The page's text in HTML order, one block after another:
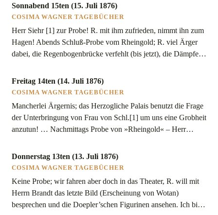
öffentliche Probe an. R. außer sich.
Sonnabend 15ten (15. Juli 1876)
COSIMA WAGNER TAGEBÜCHER
Herr Siehr [1] zur Probe! R. mit ihm zufrieden, nimmt ihn zum
Hagen! Abends Schluß-Probe vom Rheingold; R. viel Ärger
dabei, die Regenbogenbrücke verfehlt (bis jetzt), die Dämpfe
Verwaltungsrat gemahnt, nicht die rechten Dämpfe legen
konnte! Die Maler Brückner haben eilig gemalt, so daß
unverwischbare Fehler in […]
Freitag 14ten (14. Juli 1876)
COSIMA WAGNER TAGEBÜCHER
Mancherlei Ärgernis; das Herzogliche Palais benutzt die Frage
der Unterbringung von Frau von Schl.[1] um uns eine Grobheit
anzutun! … Nachmittags Probe von »Rheingold« – Herr
bleiben doch in der Restauration, weil R. mit Brandt etwas
»erfinden« will, damit der Schein des Orchesters nicht die
Donnerstag 13ten (13. Juli 1876)
COSIMA WAGNER TAGEBÜCHER
Keine Probe; wir fahren aber doch in das Theater, R. will mit
Herrn Brandt das letzte Bild (Erscheinung von Wotan)
besprechen und die Doepler’schen Figurinen ansehen. Ich bin